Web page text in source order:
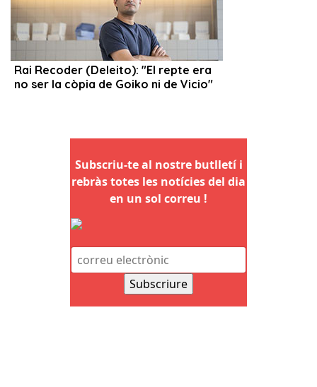
Subscriu-te al nostre butlletí i
rebràs totes les notícies del dia
en un sol correu !